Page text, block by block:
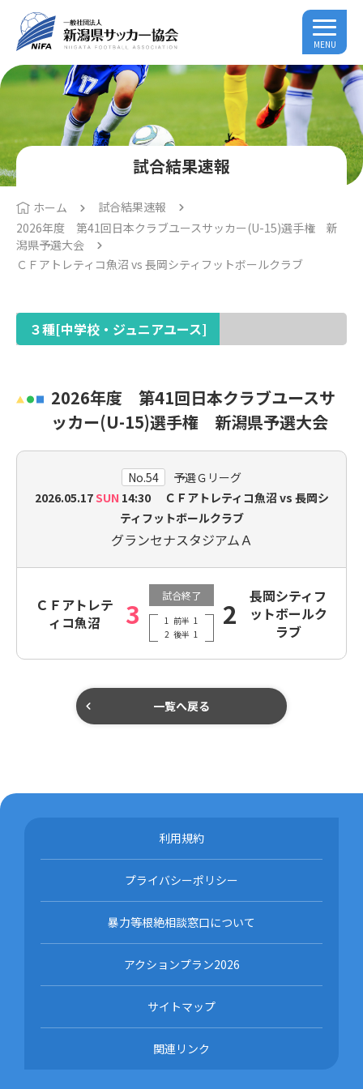
MENU
試合結果速報
ホーム
試合結果速報
2026年度 第41回日本クラブユースサッカー(U-15)選手権 新
潟県予選大会
ＣＦアトレティコ魚沼 vs 長岡シティフットボールクラブ
３種[中学校・ジュニアユース]
2026年度 第41回日本クラブユースサ
ッカー(U-15)選手権 新潟県予選大会
No.54
予選Ｇリーグ
2026.05.17SUN 14:30 ＣＦアトレティコ魚沼 vs 長岡シ
ティフットボールクラブ
グランセナスタジアムＡ
ＣＦアトレテ
ィコ魚沼
3
試合終了
1 前半 1
2 後半 1
2
長岡シティフ
ットボールク
ラブ
一覧へ戻る
利用規約
プライバシーポリシー
暴力等根絶相談窓口について
アクションプラン2026
サイトマップ
関連リンク